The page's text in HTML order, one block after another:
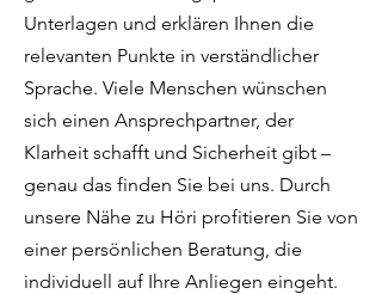
Unterlagen und erklären Ihnen die
relevanten Punkte in verständlicher
Sprache. Viele Menschen wünschen
sich einen Ansprechpartner, der
Klarheit schafft und Sicherheit gibt –
genau das finden Sie bei uns. Durch
unsere Nähe zu Höri profitieren Sie von
einer persönlichen Beratung, die
individuell auf Ihre Anliegen eingeht.